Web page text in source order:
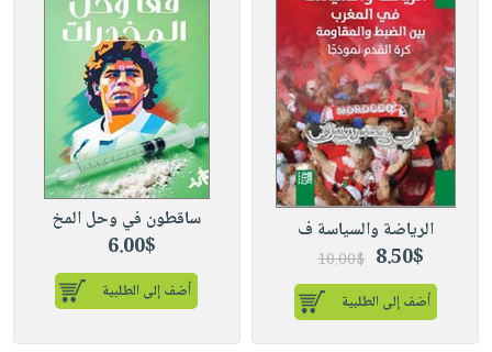
الرياضة والسياسة ف
8.50$
10.00$
أضف إلى الطلبية
ساقطون في وحل المخ
6.00$
أضف إلى الطلبية